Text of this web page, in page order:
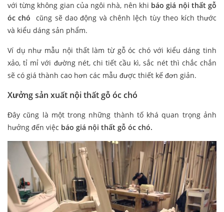
với từng không gian của ngôi nhà, nên khi báo giá nội thất gỗ
óc chó
cũng sẽ dao động và chênh lệch tùy theo kích thước
và kiểu dáng sản phẩm.
Ví dụ như mẫu nội thất làm từ gỗ óc chó với kiểu dáng tinh
xảo, tỉ mỉ với đường nét, chi tiết cầu kì, sắc nét thì chắc chắn
sẽ có giá thành cao hơn các mẫu được thiết kế đơn giản.
Xưởng sản xuất nội thất gỗ óc chó
Đây cũng là một trong những thành tố khá quan trọng ảnh
hưởng đến việc báo giá nội thất gỗ óc chó.